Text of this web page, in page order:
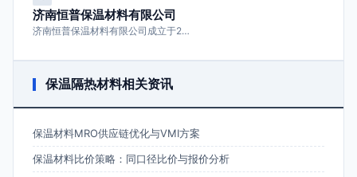
济南恒普保温材料有限公司
济南恒普保温材料有限公司成立于2…
保温隔热材料相关资讯
保温材料MRO供应链优化与VMI方案
保温材料比价策略：同口径比价与报价分析